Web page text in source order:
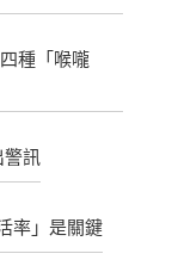
種「喉嚨
訊
率」是關鍵